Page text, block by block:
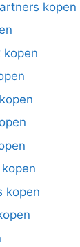
kopen
kopen
kopen